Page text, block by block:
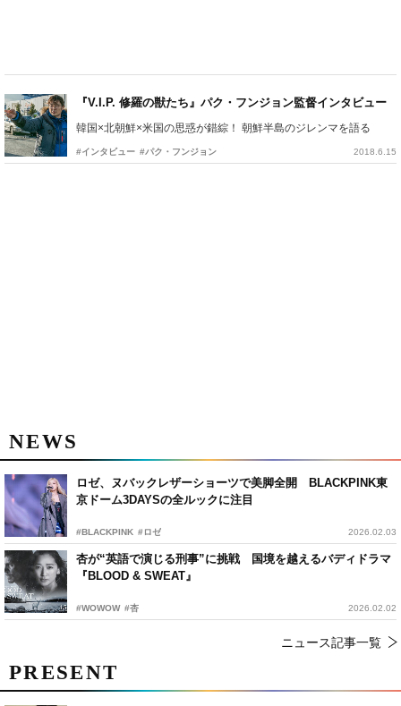
『V.I.P. 修羅の獣たち』パク・フンジョン監督インタビュー
韓国×北朝鮮×米国の思惑が錯綜！ 朝鮮半島のジレンマを語る
#インタビュー #パク・フンジョン 2018.6.15
NEWS
ロゼ、ヌバックレザーショーツで美脚全開 BLACKPINK東
京ドーム3DAYSの全ルックに注目
#BLACKPINK #ロゼ 2026.02.03
杏が“英語で演じる刑事”に挑戦 国境を越えるバディドラマ
『BLOOD & SWEAT』
#WOWOW #杏 2026.02.02
ニュース記事一覧
PRESENT